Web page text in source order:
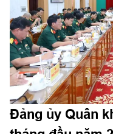
Đảng ủy Quân